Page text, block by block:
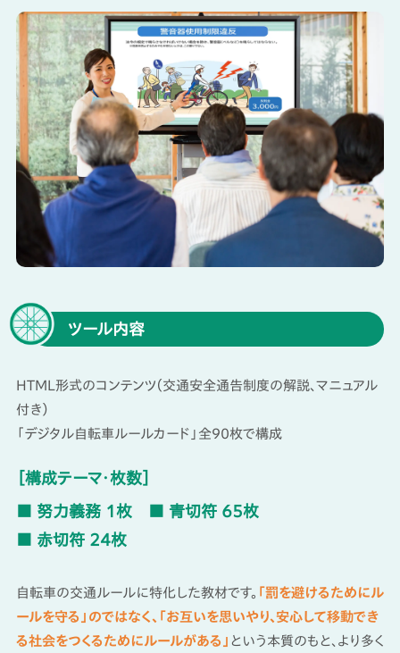
ツール内容
HTML形式のコンテンツ（交通安全通告制度の解説、マニュアル
付き）
「デジタル自転車ルールカード」全90枚で構成
［構成テーマ・枚数］
■ 努力義務 1枚
■ 青切符 65枚
■ 赤切符 24枚
自転車の交通ルールに特化した教材です。 「罰を避けるためにル
ールを守る」のではなく、「お互いを思いやり、安心して移動でき
る社会をつくるためにルールがある」 という本質のもと、より多く